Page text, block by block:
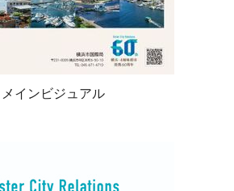
メインビジュアル